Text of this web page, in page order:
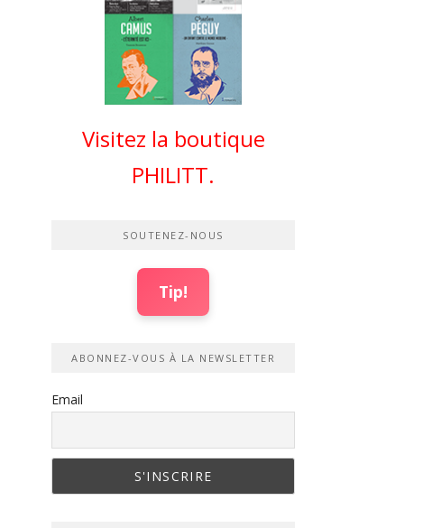
Visitez la boutique
PHILITT.
SOUTENEZ-NOUS
Tip!
ABONNEZ-VOUS À LA NEWSLETTER
Email